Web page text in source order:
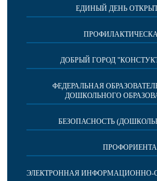
ЕДИНЫЙ ДЕНЬ
ДОБРЫЙ ГОРОД
ФЕДЕРАЛЬНАЯ
ДОШКОЛЬНОГО
БЕЗОПАСНОСТЬ
ЭЛЕКТРОННАЯ ИНФОРМАЦИОННО-